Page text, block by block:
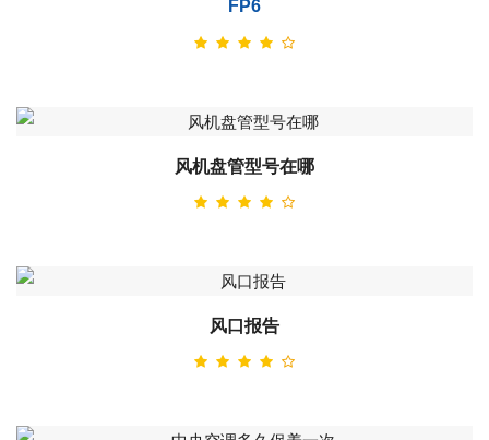
FP6
风机盘管型号在哪
风口报告